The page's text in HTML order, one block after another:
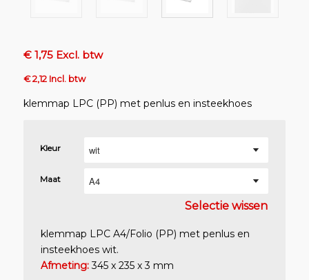
€ 1,75 Excl. btw
€ 2,12 Incl. btw
klemmap LPC (PP) met penlus en insteekhoes
Kleur
Maat
Selectie wissen
klemmap LPC A4/Folio (PP) met penlus en
insteekhoes wit.
Afmeting:345 x 235 x 3 mm